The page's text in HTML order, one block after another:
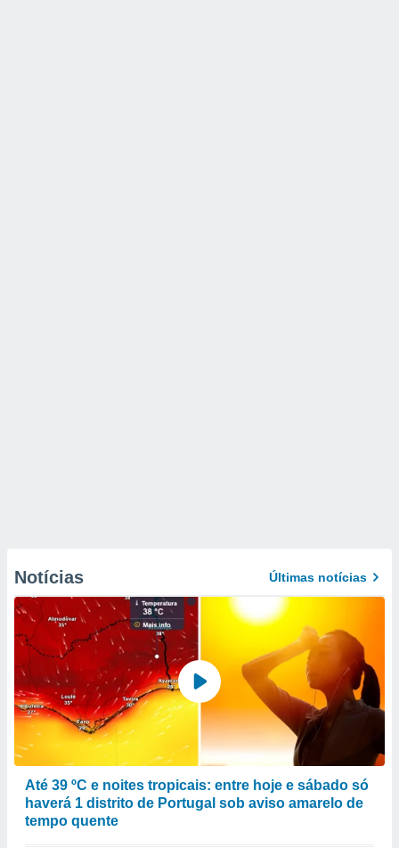
Notícias Últimas notícias
Até 39 ºC e noites tropicais: entre hoje e sábado só
haverá 1 distrito de Portugal sob aviso amarelo de
tempo quente